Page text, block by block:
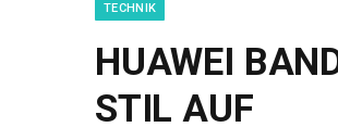
TECHNIK
HUAWEI
STIL AUF